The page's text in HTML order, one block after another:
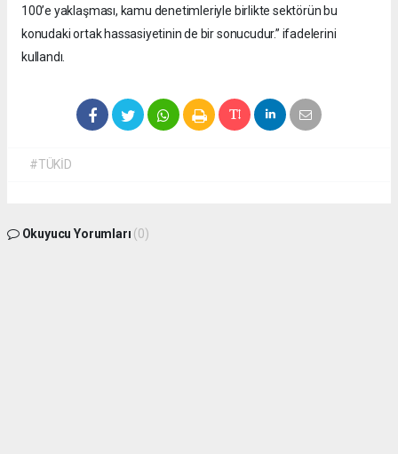
100’e yaklaşması, kamu denetimleriyle birlikte sektörün bu
konudaki ortak hassasiyetinin de bir sonucudur.” ifadelerini
kullandı.
#TÜKİD
Okuyucu Yorumları (0)